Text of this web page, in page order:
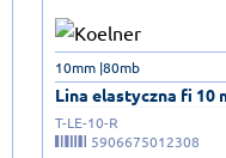
Lina elastyczna fi 10
10mm |80mb
T-LE-10-R
5906675012308